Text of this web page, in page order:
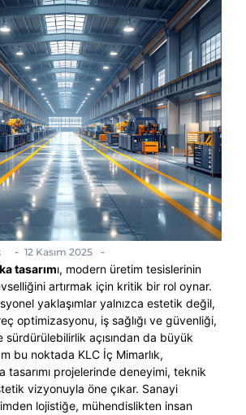
- 12 Kasım 2025 -
tasarımı, modern üretim tesislerinin
artırmak için kritik bir rol oynar.
yaklaşımlar yalnızca estetik değil,
optimizasyonu, iş sağlığı ve güvenliği,
sürdürülebilirlik açısından da büyük
bu noktada KLC İç Mimarlık,
tasarımı projelerinde deneyimi, teknik
vizyonuyla öne çıkar. Sanayi
lojistiğe, mühendislikten insan